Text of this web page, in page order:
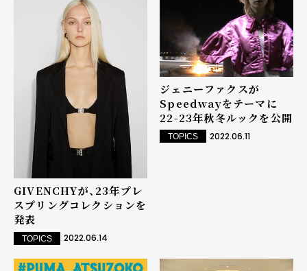
GIVENCHYが、23年プレ
スプリングコレクションを
発表
TOPICS 2022.06.14
ジェニーファクスが
Speedwayをテーマに
22-23年秋冬ルックを公開
TOPICS 2022.06.11